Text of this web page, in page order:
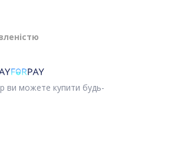
ви можете купити будь-